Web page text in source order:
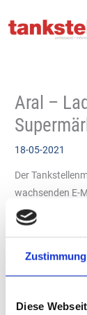
Zustimmung
Diese
Inhalt
Aral –
18-05-2021
Der
wachsenden E-
Flottenkunden
März sind die
Teststandort
dem Parkplatz